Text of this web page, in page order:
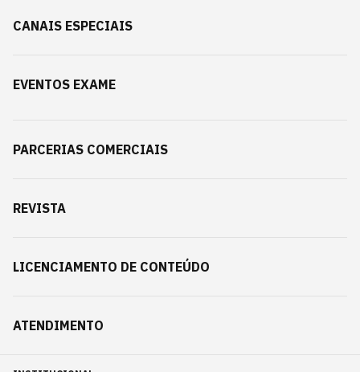
CANAIS ESPECIAIS
EVENTOS EXAME
PARCERIAS COMERCIAIS
REVISTA
LICENCIAMENTO DE CONTEÚDO
ATENDIMENTO